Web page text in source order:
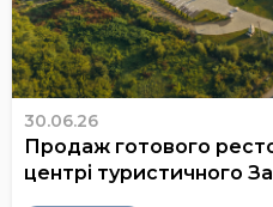
30.06.26
Продаж готового
центрі туристичного